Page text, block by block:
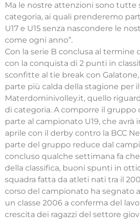
Ma le nostre attenzioni sono tutte
categoria, ai quali prenderemo
U17 e U15 senza nascondere le
come ogni anno”.
Con la serie B conclusa al termine
con la conquista di 2 punti in
sconfitte al tie break con
parte più calda della stagione per
Materdominivolley.it, quello
di categoria. A comporre il gruppo
parte al campionato U19, che avrà
aprile con il derby contro la BCC
parte del gruppo reduce dal
concluso qualche settimana fa
della classifica, buoni spunti in
squadra fatta da atleti nati tra il
corso del campionato ha segnato
un classe 2006 a conferma del
crescita dei ragazzi del settore